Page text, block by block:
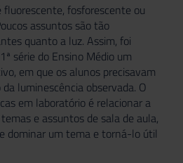
fluorescente, fosforescente ou
assuntos são tão
quanto a luz. Assim, foi
série do Ensino Médio um
em que os alunos precisavam
luminescência observada. O
em laboratório é relacionar a
e assuntos de sala de aula,
dominar um tema e torná-lo útil